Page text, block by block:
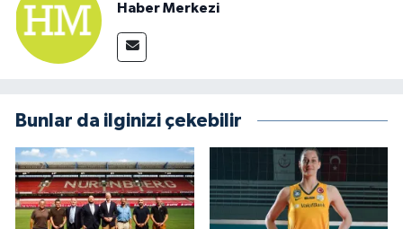
Haber Merkezi
Bunlar da ilginizi çekebilir